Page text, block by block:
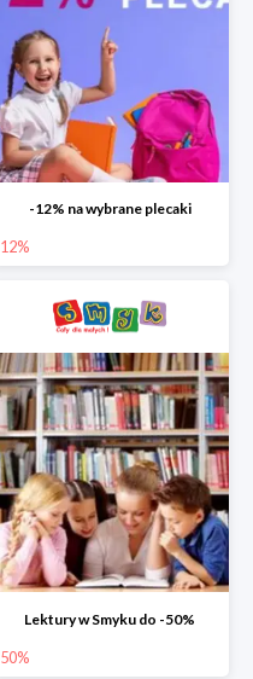
-12% na wybrane plecaki
12%
Lektury w Smyku do -50%
50%